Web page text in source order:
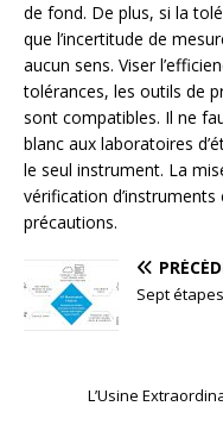
de fond. De plus, si la
que l’incertitude de
aucun sens. Viser
tolérances, les outils de
sont compatibles. Il ne
blanc aux laboratoires
le seul instrument. La
vérification
précautions.
Sept
L’Usine